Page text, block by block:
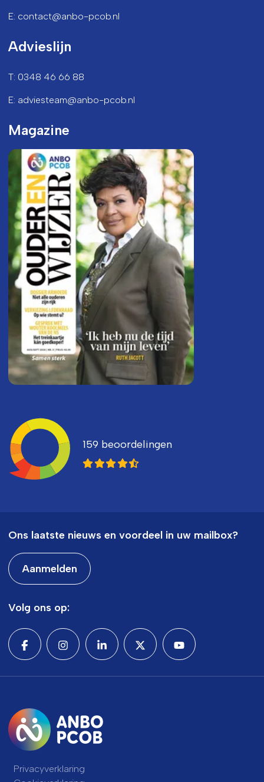
E: contact@anbo-pcob.nl
Advieslijn
T: 0348 46 66 88
E: adviesteam@anbo-pcob.nl
Magazine
159 beoordelingen
Ons laatste nieuws en voordeel in uw mailbox?
Aanmelden
Volg ons op:
Privacyverklaring